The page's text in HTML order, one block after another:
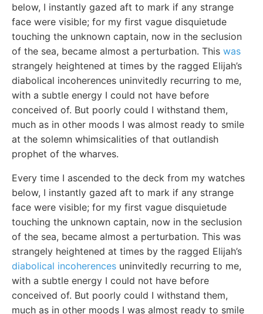
below, I instantly gazed aft to mark if any strange
face were visible; for my first vague disquietude
touching the unknown captain, now in the seclusion
of the sea, became almost a perturbation. This was
strangely heightened at times by the ragged Elijah’s
diabolical incoherences uninvitedly recurring to me,
with a subtle energy I could not have before
conceived of. But poorly could I withstand them,
much as in other moods I was almost ready to smile
at the solemn whimsicalities of that outlandish
prophet of the wharves.
Every time I ascended to the deck from my watches
below, I instantly gazed aft to mark if any strange
face were visible; for my first vague disquietude
touching the unknown captain, now in the seclusion
of the sea, became almost a perturbation. This was
strangely heightened at times by the ragged Elijah’s
diabolical incoherences uninvitedly recurring to me,
with a subtle energy I could not have before
conceived of. But poorly could I withstand them,
much as in other moods I was almost ready to smile